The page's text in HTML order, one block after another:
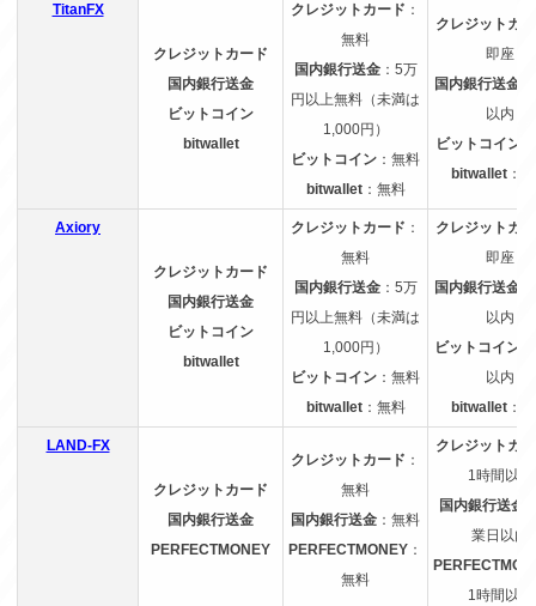
TitanFX
クレジットカード
国内銀行送金
ビットコイン
bitwallet
クレジットカード ：
無料
国内銀行送金：5万
円以上無料（未満は
1,000円）
ビットコイン ：無料
bitwallet：無料
クレジットカ
即座
国内銀行送金
以内
ビットコイン
bitwallet：
Axiory
クレジットカード
国内銀行送金
ビットコイン
bitwallet
クレジットカード ：
無料
国内銀行送金：5万
円以上無料（未満は
1,000円）
ビットコイン ：無料
bitwallet：無料
クレジットカ
即座
国内銀行送金
以内
ビットコイン
以内
bitwallet：
LAND-FX
クレジットカード
国内銀行送金
PERFECTMONEY
クレジットカード ：
無料
国内銀行送金 ：無料
PERFECTMONEY ：
無料
クレジットカ
1時間以内
国内銀行送金
業日以内
1時間以内